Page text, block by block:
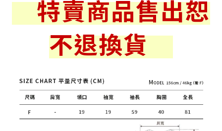
特賣商品售出恕
不退換貨